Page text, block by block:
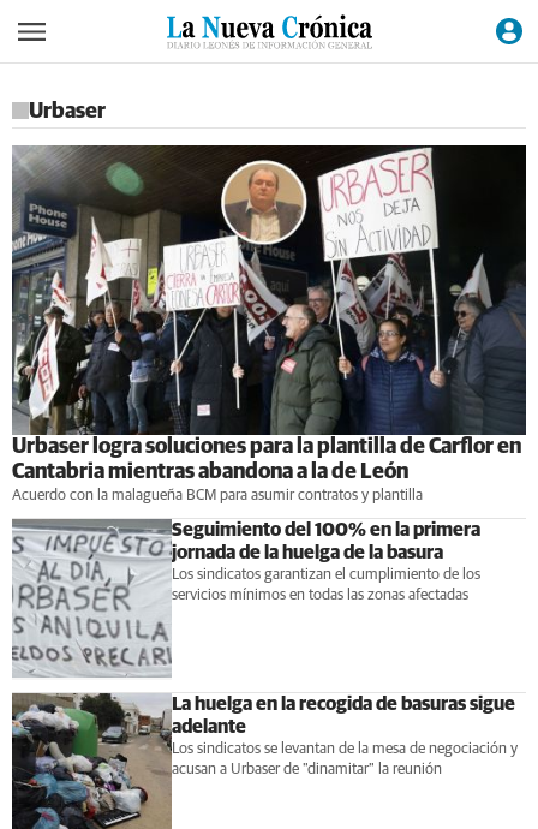
Urbaser
Urbaser logra soluciones para la plantilla de Carflor en
Cantabria mientras abandona a la de León
Acuerdo con la malagueña BCM para asumir contratos y plantilla
Seguimiento del 100% en la primera
jornada de la huelga de la basura
Los sindicatos garantizan el cumplimiento de los
servicios mínimos en todas las zonas afectadas
La huelga en la recogida de basuras sigue
adelante
Los sindicatos se levantan de la mesa de negociación y
acusan a Urbaser de "dinamitar" la reunión